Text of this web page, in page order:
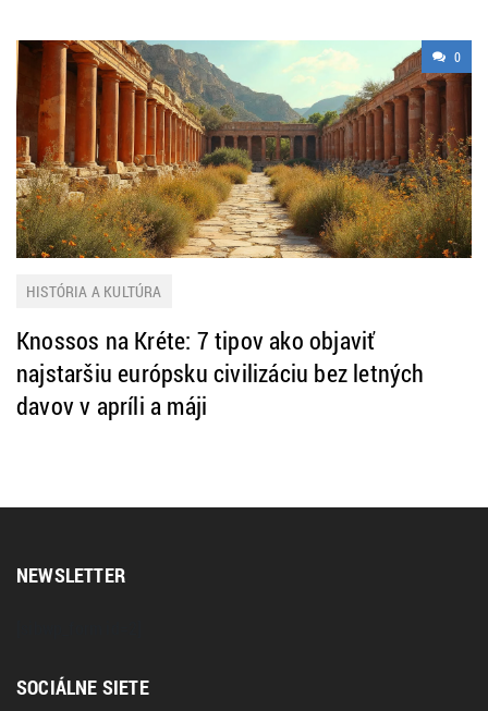
0
HISTÓRIA A KULTÚRA
Knossos na Kréte: 7 tipov ako objaviť
najstaršiu európsku civilizáciu bez letných
davov v apríli a máji
NEWSLETTER
SOCIÁLNE SIETE